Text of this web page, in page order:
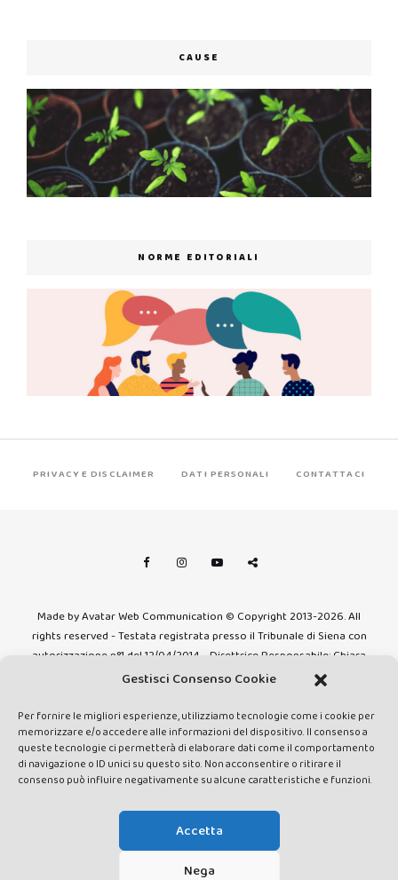
Gestisci Consenso Cookie
Per fornire le migliori esperienze, utilizziamo tecnologie come i cookie per
memorizzare e/o accedere alle informazioni del dispositivo. Il consenso a
queste tecnologie ci permetterà di elaborare dati come il comportamento
di navigazione o ID unici su questo sito. Non acconsentire o ritirare il
consenso può influire negativamente su alcune caratteristiche e funzioni.
Accetta
Nega
CAUSE
NORME EDITORIALI
PRIVACY E DISCLAIMER DATI PERSONALI CONTATTACI
Made by Avatar Web Communication © Copyright 2013-2026. All
rights reserved - Testata registrata presso il Tribunale di Siena con
autorizzazione n°1 del 12/04/2014 - Direttrice Responsabile: Chiara
Cacace - E-mail: direzione@lavaldichiana.it - Editore: Valdichiana
amministrazione@lavaldichiana.it - Sede legale: Piazza Nazioni Unite
10, Torrita di Siena (SI) - Iscrizione al Registro degli Operatori di
Comunicazione n.24374 del 24/03/2014